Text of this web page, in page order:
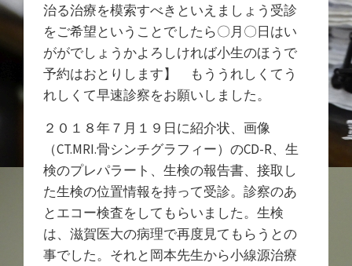
治る治療を模索すべきといえましょう受診
をご希望ということでしたら〇月〇日はい
ががでしょうかよろしければ小生のほうで
予約はおとりします】 もううれしくてう
れしくて早速診察をお願いしました。
２０１８年７月１９日に紹介状、画像
（CT.MRI.骨シンチグラフィー）のCD-R、生
検のプレパラート、生検の報告書、接取し
た生検の位置情報を持って受診。診察のあ
とエコー検査をしてもらいました。生検
は、滋賀医大の病理で再度見てもらうとの
事でした。それと岡本先生から小線源治療